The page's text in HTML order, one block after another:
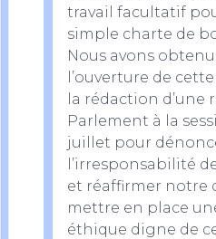
travail facultatif
simple charte de
Nous avons
l’ouverture de
la rédaction d’une
Parlement à la
juillet pour
l’irresponsabilité
et réaffirmer notre
mettre en place
éthique digne de